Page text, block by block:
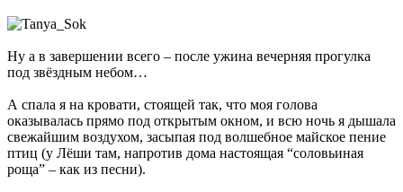
Ну а в завершении всего – после ужина вечерняя прогулка
под звёздным небом…
А спала я на кровати, стоящей так, что моя голова
оказывалась прямо под открытым окном, и всю ночь я дышала
свежайшим воздухом, засыпая под волшебное майское пение
птиц (у Лёши там, напротив дома настоящая “соловьиная
роща” – как из песни).